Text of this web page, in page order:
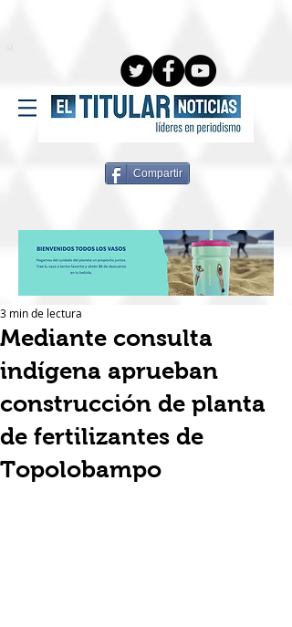
Compartir
Mediante consulta
indígena aprueban
construcción de planta
de fertilizantes de
Topolobampo
3 min de lectura